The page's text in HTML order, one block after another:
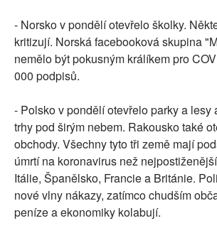
- Norsko v pondělí otevřelo školky.
kritizují. Norská facebooková skupina
nemělo být pokusným králíkem pro
000 podpisů.
- Polsko v pondělí otevřelo parky a lesy
trhy pod širým nebem. Rakousko také
obchody. Všechny tyto tři země mají
úmrtí na koronavirus než
Itálie, Španělsko, Francie a Británie.
nové vlny nákazy, zatímco chudším
peníze a ekonomiky kolabují.